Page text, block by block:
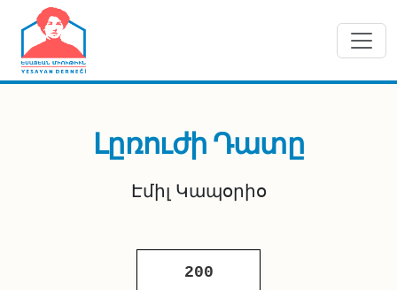
Skip to main content
Լըռուժի Դատը
Էմիլ Կապօրիօ
200